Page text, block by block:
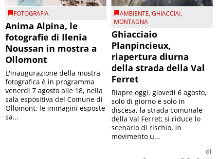
FOTOGRAFIA
Anima Alpina, le
fotografie di Ilenia
Noussan in mostra a
Ollomont
L'inaugurazione della mostra
fotografica è in programma
venerdì 7 agosto alle 18, nella
sala espositiva del Comune di
Ollomont; le immagini esposte
sa...
AMBIENTE,GHIACCIAI,
MONTAGNA
Ghiacciaio
Planpincieux,
riapertura diurna
della strada della Val
Ferret
di
Riapre oggi, giovedì 6 agosto,
solo di giorno e solo in
discesa, la strada comunale
della Val Ferret; si riduce lo
scenario di rischio, in
movimento u...